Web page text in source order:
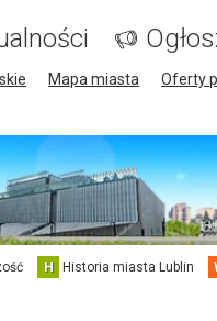
Mapa miasta
Oferty
H Historia miasta Lublin